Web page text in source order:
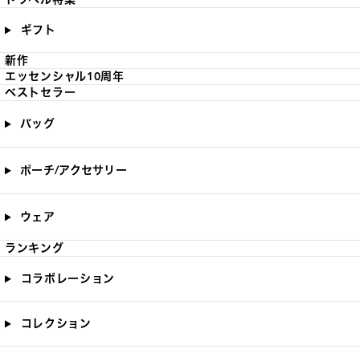
ギフト
新作
エッセンシャル10周年
ベストセラー
バッグ
ポーチ/アクセサリー
ウェア
ランキング
コラボレーション
コレクション